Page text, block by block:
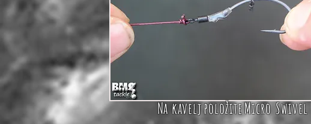
Na kaveljpoložiteMicro Swivel